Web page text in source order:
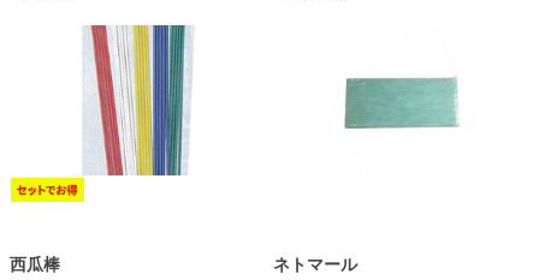
西瓜棒 ネトマール